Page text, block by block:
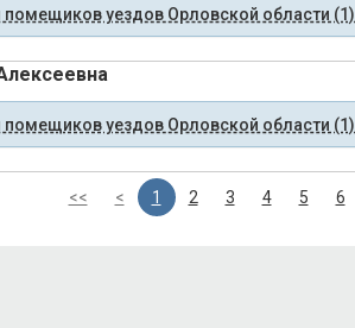
уездов Орловской области (1)
уездов Орловской области (1)
<< < 1 2 3 4 5 6